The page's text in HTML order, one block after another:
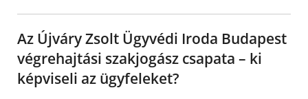
Az Újváry Zsolt Ügyvédi Iroda Budapest
végrehajtási szakjogász csapata – ki
képviseli az ügyfeleket?